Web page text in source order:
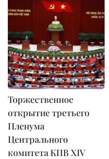
Торжественное
открытие третьего
Пленума
Центрального
комитета КПВ XIV